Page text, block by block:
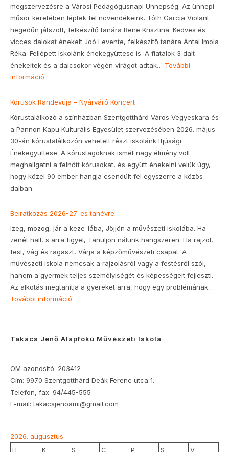
megszervezésre a Városi Pedagógusnapi Ünnepség. Az ünnepi
műsor keretében léptek fel növendékeink. Tóth Garcia Violant
hegedűn játszott, felkészítő tanára Bene Krisztina. Kedves és
vicces dalokat énekelt Joó Levente, felkészítő tanára Antal Imola
Réka. Fellépett iskolánk énekegyüttese is. A fiatalok 3 dalt
énekeltek és a dalcsokor végén virágot adtak… További
információ
Kórusok Randevúja – Nyárváró Koncert
Kórustalálkozó a színházban Szentgotthárd Város Vegyeskara és
a Pannon Kapu Kulturális Egyesület szervezésében 2026. május
30-án kórustalálkozón vehetett részt iskolánk Ifjúsági
Énekegyüttese. A kórustagoknak ismét nagy élmény volt
meghallgatni a felnőtt kórusokat, és együtt énekelni velük úgy,
hogy közel 90 ember hangja csendült fel egyszerre a közös
dalban.
Beiratkozás 2026-27-es tanévre
Izeg, mozog, jár a keze-lába, Jöjjön a művészeti iskolába. Ha
zenét hall, s arra figyel, Tanuljon nálunk hangszeren. Ha rajzol,
fest, vág és ragaszt, Várja a képzőművészeti csapat. A
művészeti iskola nemcsak a rajzolásról vagy a festésről szól,
hanem a gyermek teljes személyiségét és képességeit fejleszti.
Az alkotás megtanítja a gyereket arra, hogy egy problémának…
További információ
Takács Jenő Alapfokú Művészeti Iskola
OM azonosító: 203412
Cím: 9970 Szentgotthárd Deák Ferenc utca 1.
Telefon, fax: 94/445-555
E-mail: takacsjenoami@gmail.com
2026. augusztus
H
K S C P S V